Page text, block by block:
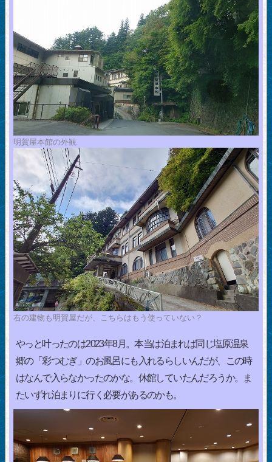
明賀屋本館の外観
右の建物も明賀屋だが、こちらはもう使っていない？
やっと叶ったのは2023年8月。本当は泊まれば同じ塩原温泉
郷の「彩つむぎ」のお風呂にも入れるらしいんだが、この時
はなんで入らなかったのかな。休館していたんだろうか。ま
たいずれ泊まりに行く必要があるのかも。